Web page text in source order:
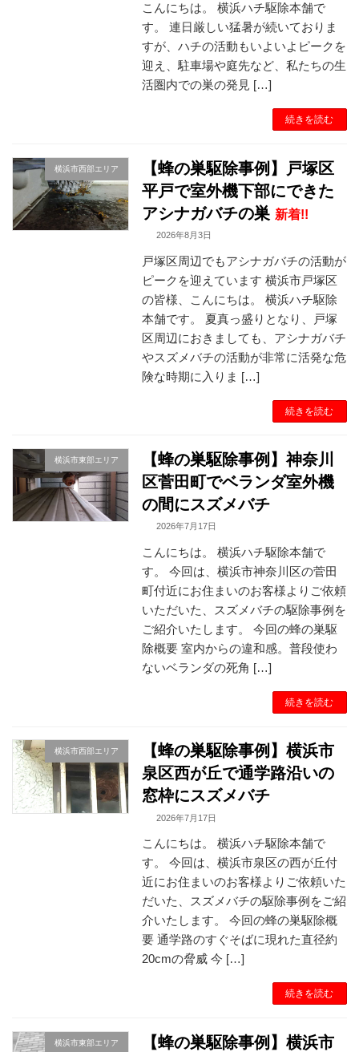
こんにちは。 横浜ハチ駆除本舗で
す。 連日厳しい猛暑が続いておりま
すが、ハチの活動もいよいよピークを
迎え、駐車場や庭先など、私たちの生
活圏内での巣の発見 […]
続きを読む
横浜市西部エリア
【蜂の巣駆除事例】戸塚区
平戸で室外機下部にできた
アシナガバチの巣 新着!!
2026年8月3日
戸塚区周辺でもアシナガバチの活動が
ピークを迎えています 横浜市戸塚区
の皆様、こんにちは。 横浜ハチ駆除
本舗です。 夏真っ盛りとなり、戸塚
区周辺におきましても、アシナガバチ
やスズメバチの活動が非常に活発な危
険な時期に入りま […]
続きを読む
横浜市東部エリア
【蜂の巣駆除事例】神奈川
区菅田町でベランダ室外機
の間にスズメバチ
2026年7月17日
こんにちは。 横浜ハチ駆除本舗で
す。 今回は、横浜市神奈川区の菅田
町付近にお住まいのお客様よりご依頼
いただいた、スズメバチの駆除事例を
ご紹介いたします。 今回の蜂の巣駆
除概要 室内からの違和感。普段使わ
ないベランダの死角 […]
続きを読む
横浜市西部エリア
【蜂の巣駆除事例】横浜市
泉区西が丘で通学路沿いの
窓枠にスズメバチ
2026年7月17日
こんにちは。 横浜ハチ駆除本舗で
す。 今回は、横浜市泉区の西が丘付
近にお住まいのお客様よりご依頼いた
だいた、スズメバチの駆除事例をご紹
介いたします。 今回の蜂の巣駆除概
要 通学路のすぐそばに現れた直径約
20cmの脅威 今 […]
続きを読む
横浜市東部エリア 【蜂の巣駆除事例】横浜市